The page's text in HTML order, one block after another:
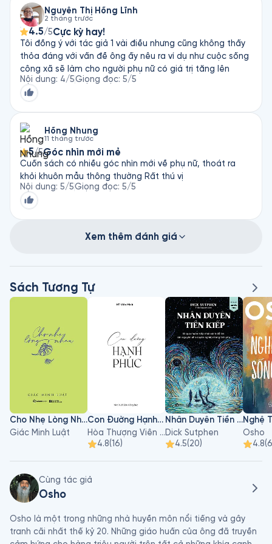
thờ ơ. Nguyễn Thị Hồng Lĩnh
2 tháng trước
4.5/5Cực kỳ hay!
Tôi đồng ý với tác giả 1 vài điều nhưng cũng không thấy
thỏa đáng với vấn đề ông ấy nêu ra ví dụ như cuộc sống
công xã sẽ làm cho người phụ nữ có giá trị tăng lên
Nội dung: 4/5Giọng đọc: 5/5
Hồng Nhung
11 tháng trước
5/5Góc nhìn mới mẻ
Cuốn sách có nhiều góc nhìn mới về phụ nữ, thoát ra
khỏi khuôn mẫu thông thường Rất thú vị
Nội dung: 5/5Giọng đọc: 5/5
Xem thêm đánh giá
Sách Tương Tự
Cho Nhẹ Lòng Nhau
Giác Minh Luật
Con Đường Hạnh Phúc
Hòa Thượng Viên Minh
4.8(16)
Nhân Duyên Tiền Kiếp
Dick Sutphen
4.5(20)
Osho
4.8(
Cùng tác giả
Osho
Osho là một trong những nhà huyền môn nổi tiếng và gây
tranh cãi nhất thế kỷ 20. Những giáo huấn của ông đã truyền